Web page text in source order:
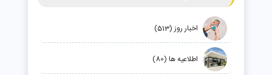
اخبار روز (513)
اطلاعیه ها (80)